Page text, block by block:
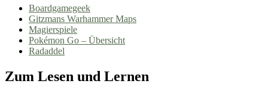
Boardgamegeek
Gitzmans Warhammer Maps
Magierspiele
Pokémon Go – Übersicht
Radaddel
Zum Lesen und Lernen